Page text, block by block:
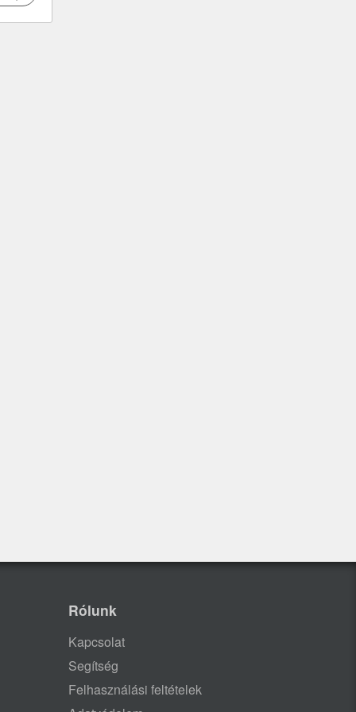
Rólunk
Kapcsolat
Segítség
Felhasználási feltételek